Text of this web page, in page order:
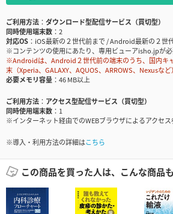
ご利用方法
ダウンロード型配信サービス（買切型）
同時使用端末数
2
対応OS
iOS最新の２世代前まで / Android最新の２世
※コンテンツの使用にあたり、専用ビューアisho.jpが
※Androidは、Android２世代前の端末のうち、国内キ
末（Xperia、GALAXY、AQUOS、ARROWS、Nexusな
必要メモリ容量
46 MB以上
ご利用方法
アクセス型配信サービス（買切型）
同時使用端末数
1
※インターネット経由でのWEBブラウザによるアクセス
※導入・利用方法の詳細はこちら
この商品を買った人は、こんな商品も